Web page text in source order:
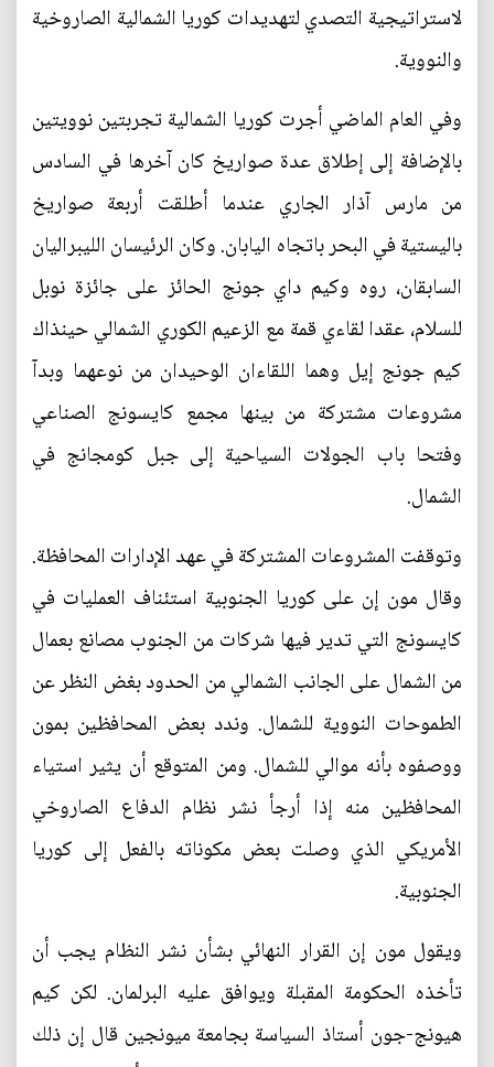
لاستراتيجية التصدي لتهديدات كوريا الشمالية الصاروخية
والنووية.
وفي العام الماضي أجرت كوريا الشمالية تجربتين نوويتين
بالإضافة إلى إطلاق عدة صواريخ كان آخرها في السادس
من مارس آذار الجاري عندما أطلقت أربعة صواريخ
باليستية في البحر باتجاه اليابان. وكان الرئيسان الليبراليان
السابقان، روه وكيم داي جونج الحائز على جائزة نوبل
للسلام، عقدا لقاءي قمة مع الزعيم الكوري الشمالي حينذاك
كيم جونج إيل وهما اللقاءان الوحيدان من نوعهما وبدآ
مشروعات مشتركة من بينها مجمع كايسونج الصناعي
وفتحا باب الجولات السياحية إلى جبل كومجانج في
الشمال.
وتوقفت المشروعات المشتركة في عهد الإدارات المحافظة.
وقال مون إن على كوريا الجنوبية استئناف العمليات في
كايسونج التي تدير فيها شركات من الجنوب مصانع بعمال
من الشمال على الجانب الشمالي من الحدود بغض النظر عن
الطموحات النووية للشمال. وندد بعض المحافظين بمون
ووصفوه بأنه موالي للشمال. ومن المتوقع أن يثير استياء
المحافظين منه إذا أرجأ نشر نظام الدفاع الصاروخي
الأمريكي الذي وصلت بعض مكوناته بالفعل إلى كوريا
الجنوبية.
ويقول مون إن القرار النهائي بشأن نشر النظام يجب أن
تأخذه الحكومة المقبلة ويوافق عليه البرلمان. لكن كيم
هيونج-جون أستاذ السياسة بجامعة ميونجين قال إن ذلك